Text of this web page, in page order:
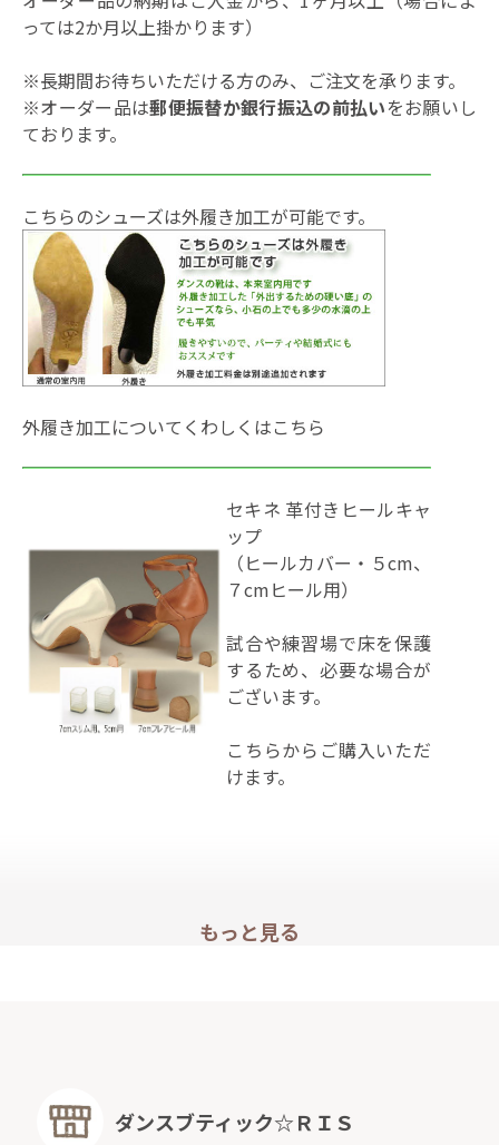
っては2か月以上掛かります）
※長期間お待ちいただける方のみ、ご注文を承ります。
※オーダー品は郵便振替か銀行振込の前払いをお願いし
ております。
こちらのシューズは外履き加工が可能です。
外履き加工についてくわしくはこちら
セキネ 革付きヒールキャ
ップ
（ヒールカバー・５cm、
７cmヒール用）
試合や練習場で床を保護
するため、必要な場合が
ございます。
こちらからご購入いただ
けます。
もっと見る
ダンスブティック☆ＲＩＳ